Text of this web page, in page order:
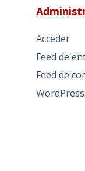
Acceder
Feed de
Feed de